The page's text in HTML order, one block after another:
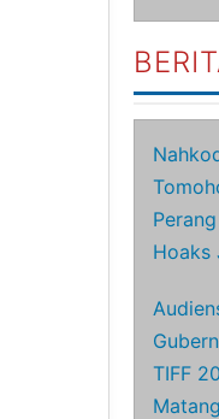
Hoaks
TIFF